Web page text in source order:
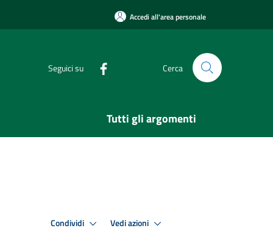
Accedi all'area personale
Seguici su Cerca
Tutti gli argomenti
Condividi Vedi azioni